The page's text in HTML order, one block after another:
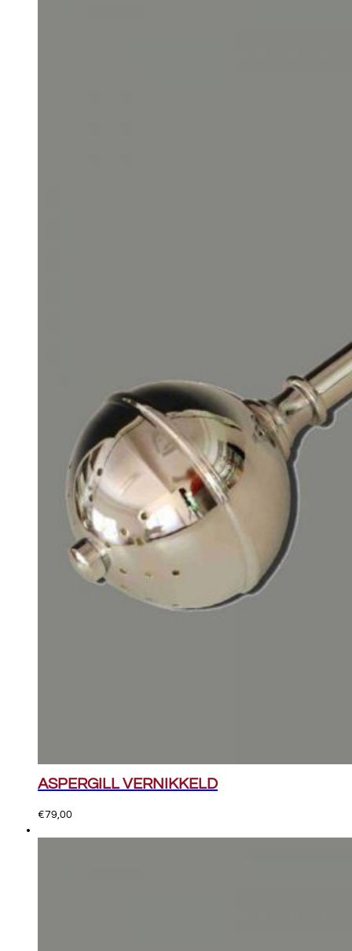
ASPERGILL VERNIKKELD
€79,00